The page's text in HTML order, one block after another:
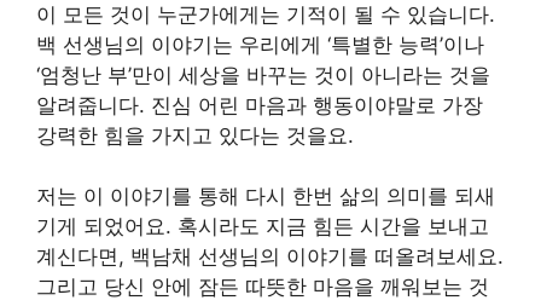
이 모든 것이 누군가에게는 기적이 될 수 있습니다.
백 선생님의 이야기는 우리에게 ‘특별한 능력’이나
‘엄청난 부’만이 세상을 바꾸는 것이 아니라는 것을
알려줍니다. 진심 어린 마음과 행동이야말로 가장
강력한 힘을 가지고 있다는 것을요.
저는 이 이야기를 통해 다시 한번 삶의 의미를 되새
기게 되었어요. 혹시라도 지금 힘든 시간을 보내고
계신다면, 백남채 선생님의 이야기를 떠올려보세요.
그리고 당신 안에 잠든 따뜻한 마음을 깨워보는 것